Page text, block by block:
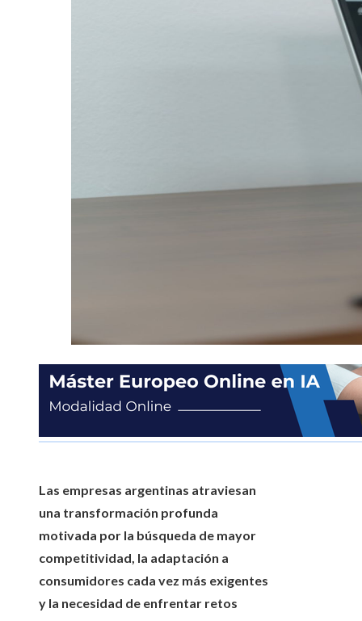
Las empresas argentinas atraviesan
una transformación profunda
motivada por la búsqueda de mayor
competitividad, la adaptación a
consumidores cada vez más exigentes
y la necesidad de enfrentar retos